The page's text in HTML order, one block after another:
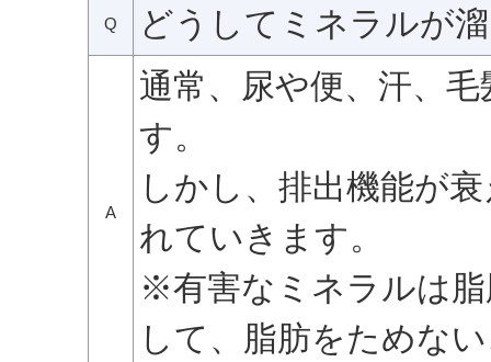
Q どうしてミネラルが
A
通常、尿や便、汗、
す。
しかし、排出機能が
れていきます。
※有害なミネラルは
して、脂肪をためな